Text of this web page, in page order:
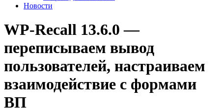
Новости
WP-Recall 13.6.0 —
переписываем вывод
пользователей, настраиваем
взаимодействие с формами
ВП